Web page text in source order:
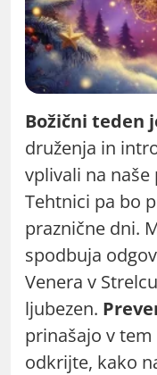
Božični teden
druženja in
vplivali na
Tehtnici pa bo
praznične dni.
spodbuja
Venera v
ljubezen.
prinašajo v
odkrijte, kako